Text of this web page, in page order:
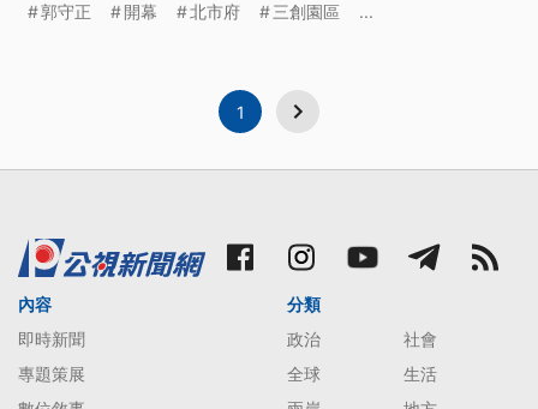
懇,說他像個小郭董,郭守正成了北市府與三創關係波
郭守正 開幕 北市府 三創園區 ...
1
內容
即時新聞
專題策展
分類
政治
社會
全球
生活